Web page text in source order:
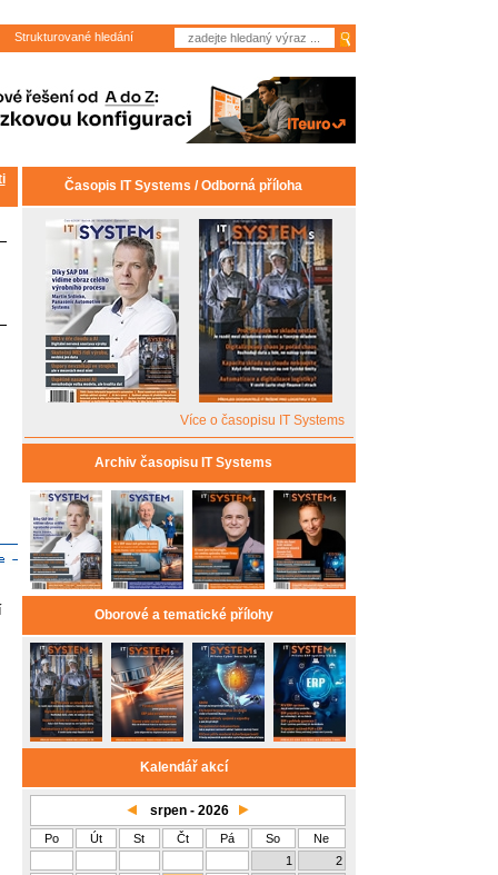
Strukturované hledání
Časopis IT Systems / Odborná příloha
Více o časopisu IT Systems
Archiv časopisu IT Systems
Oborové a tematické přílohy
Kalendář akcí
srpen - 2026
Po Út St Čt Pá So
Ne
1
2